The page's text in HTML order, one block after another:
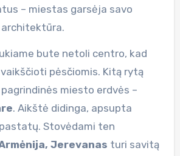
– miestas garsėja savo
bute netoli centro, kad
pėsčiomis. Kitą rytą
miesto erdvės –
. Aikštė didinga, apsupta
Stovėdami ten
Jerevanas turi savitą